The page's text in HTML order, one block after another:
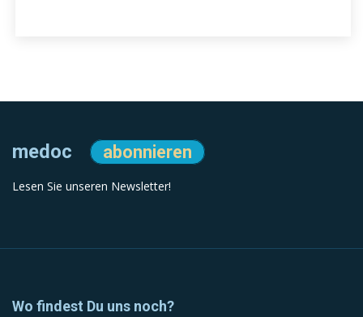
medoc abonnieren
Lesen Sie unseren Newsletter!
Wo findest Du uns noch?